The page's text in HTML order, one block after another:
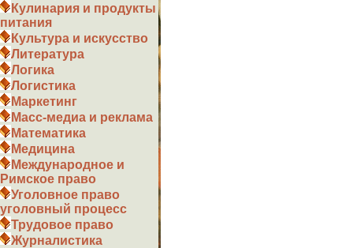
Кулинария и продукты
питания
Культура и искусство
Литература
Логика
Логистика
Маркетинг
Масс-медиа и реклама
Математика
Медицина
Международное и
Римское право
Уголовное право
уголовный процесс
Трудовое право
Журналистика